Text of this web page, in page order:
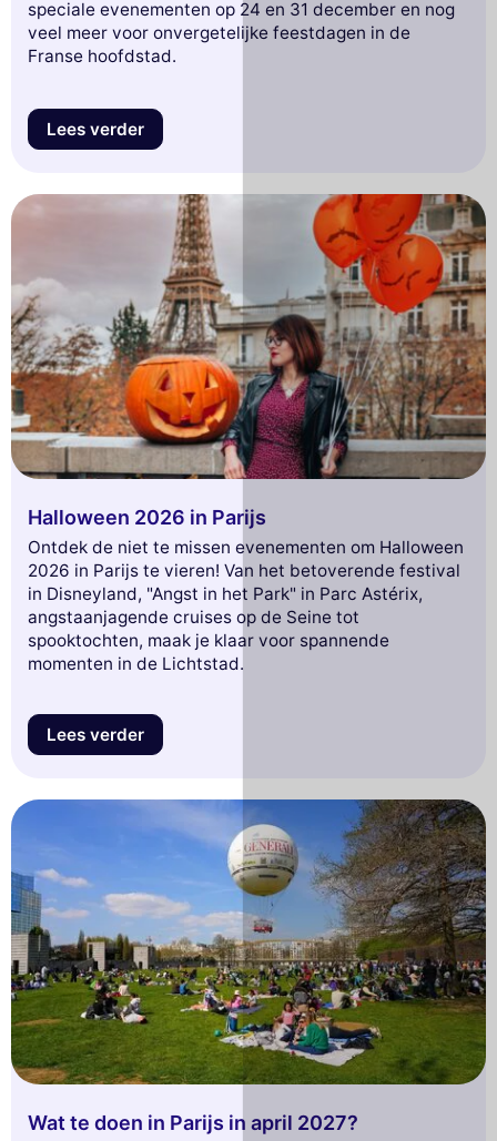
speciale evenementen op 24 en 31 december en nog
veel meer voor onvergetelijke feestdagen in de
Franse hoofdstad.
Lees verder
Halloween 2026 in Parijs
Ontdek de niet te missen evenementen om Halloween
2026 in Parijs te vieren! Van het betoverende festival
in Disneyland, "Angst in het Park" in Parc Astérix,
angstaanjagende cruises op de Seine tot
spooktochten, maak je klaar voor spannende
momenten in de Lichtstad.
Lees verder
Wat te doen in Parijs in april 2027?